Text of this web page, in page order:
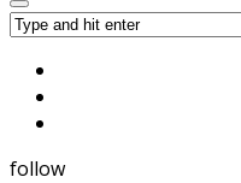
follow